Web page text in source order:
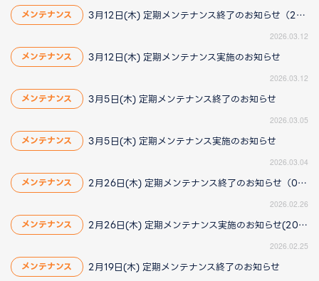
メンテナンス 3月12日(木) 定期メンテナンス終了のお知らせ（2026/3/12更新）
2026.03.12
メンテナンス 3月12日(木) 定期メンテナンス実施のお知らせ
2026.03.12
メンテナンス 3月5日(木) 定期メンテナンス終了のお知らせ
2026.03.05
メンテナンス 3月5日(木) 定期メンテナンス実施のお知らせ
2026.03.04
メンテナンス 2月26日(木) 定期メンテナンス終了のお知らせ（02/26更新）
2026.02.26
メンテナンス 2月26日(木) 定期メンテナンス実施のお知らせ(2026/2/26 14:30更新)
2026.02.25
メンテナンス 2月19日(木) 定期メンテナンス終了のお知らせ